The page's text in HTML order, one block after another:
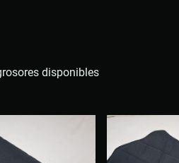
disponibles